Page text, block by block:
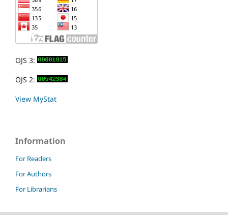
OJS 3:
OJS 2:
View MyStat
Information
For Readers
For Authors
For Librarians